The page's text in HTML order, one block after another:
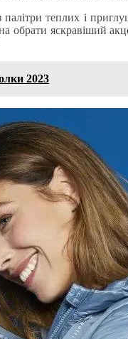
палітри теплих і
яскравіший
2023